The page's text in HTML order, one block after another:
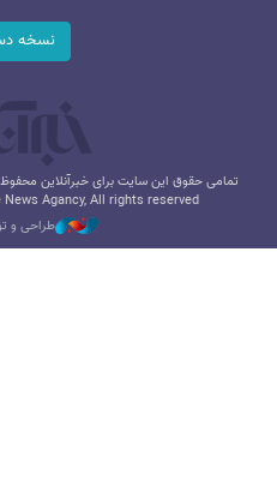
نسخه
تمامی حقوق این سایت برای خبرآنلاین
Agancy, All rights reserved
طراحی و